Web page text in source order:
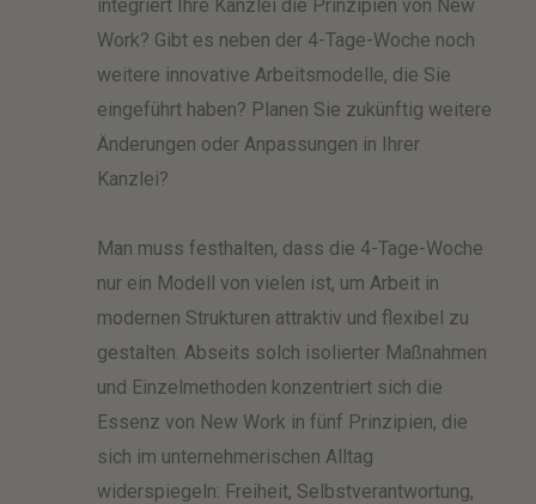
integriert Ihre Kanzlei die Prinzipien von New
Work? Gibt es neben der 4-Tage-Woche noch
weitere innovative Arbeitsmodelle, die Sie
eingeführt haben? Planen Sie zukünftig weitere
Änderungen oder Anpassungen in Ihrer
Kanzlei?
Man muss festhalten, dass die 4-Tage-Woche
nur ein Modell von vielen ist, um Arbeit in
modernen Strukturen attraktiv und flexibel zu
gestalten. Abseits solch isolierter Maßnahmen
und Einzelmethoden konzentriert sich die
Essenz von New Work in fünf Prinzipien, die
sich im unternehmerischen Alltag
widerspiegeln: Freiheit, Selbstverantwortung,